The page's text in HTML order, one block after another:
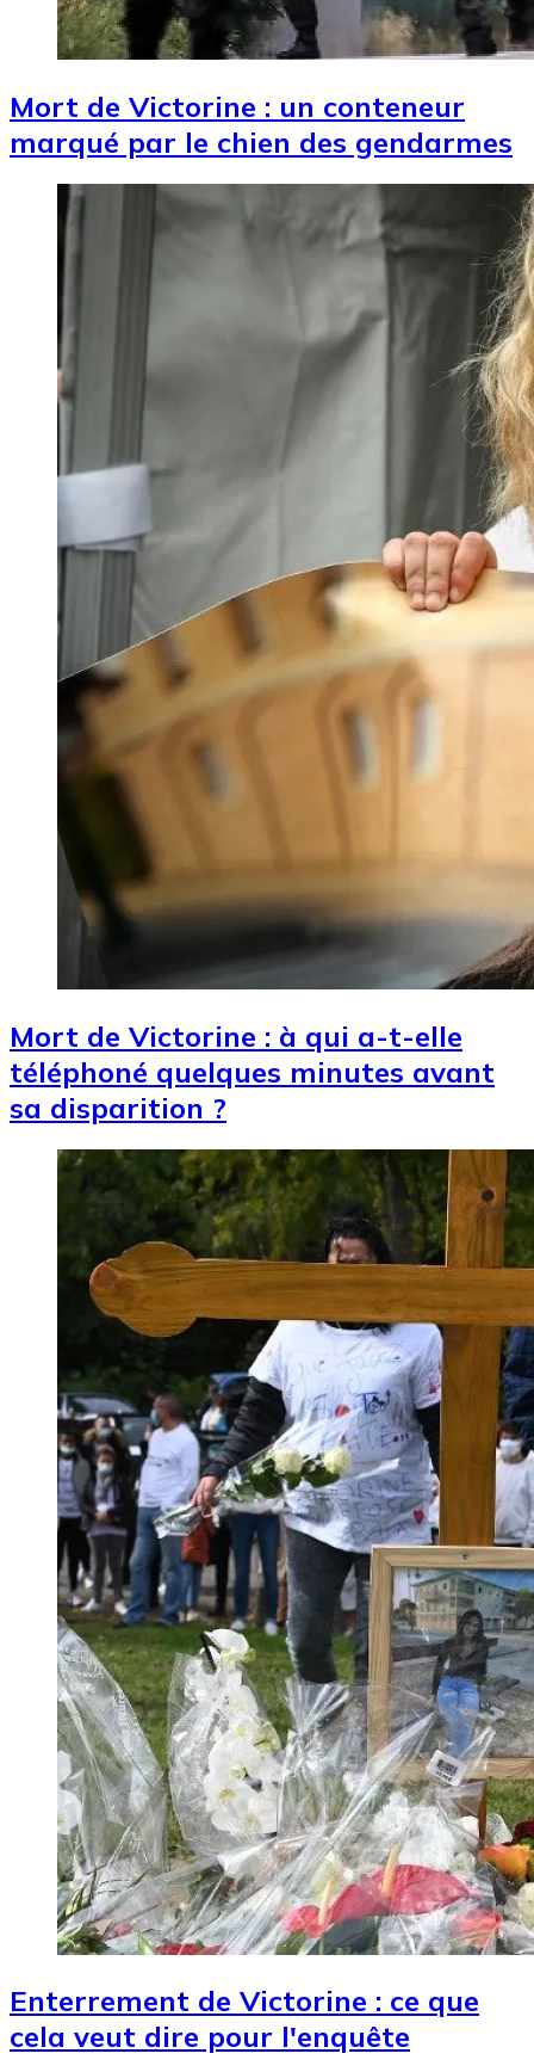
Mort de Victorine : un conteneur
marqué par le chien des gendarmes
Image
Mort de Victorine : à qui a-t-elle
téléphoné quelques minutes avant
sa disparition ?
Image
Enterrement de Victorine : ce que
cela veut dire pour l'enquête